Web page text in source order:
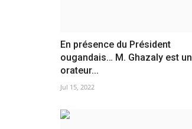
En présence du Président
ougandais… M. Ghazaly est un
orateur...
Jul 15, 2022